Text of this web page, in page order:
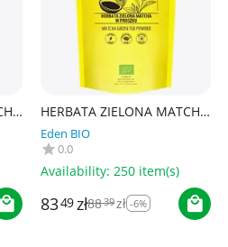
HERBATA ZIELONA MATCHA
BIO 500 g - BIO PLANET
SUPERFOODS
Eden BIO
0.0
Availability: 250 item(s)
8349 zł8839 zł -6%